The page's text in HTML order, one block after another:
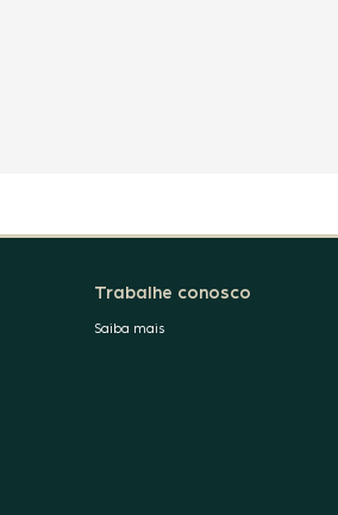
Trabalhe conosco
Saiba mais